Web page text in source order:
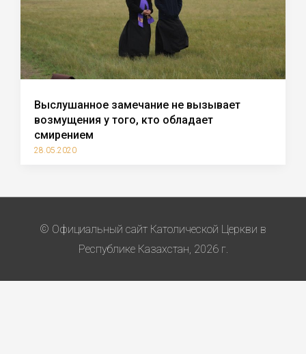
Выслушанное замечание не вызывает
возмущения у того, кто обладает
смирением
28.05.2020
© Официальный сайт Католической Церкви в
Республике Казахстан, 2026 г.